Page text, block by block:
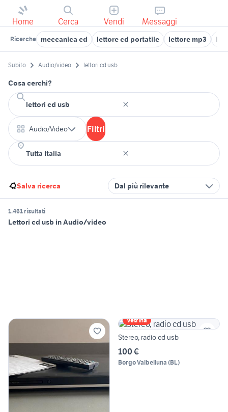
Home Cerca Vendi Messaggi
Ricerche meccanica cd lettore cd portatile lettore mp3
Subito Audio/video lettori cd usb
Cosa cerchi?
Audio/Video Filtri
Salva ricerca Dal più rilevante
1.461 risultati
Lettori cd usb in Audio/video
Vetrina
Stereo, radio cd usb
100 €
Borgo Valbelluna (BL)